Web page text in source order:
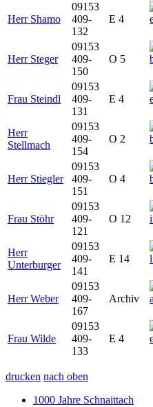
Herr Shamo
09153
409-
132
E 4
Herr Steger
09153
409-
150
O 5
Frau Steindl
09153
409-
131
E 4
Herr
Stellmach
09153
409-
154
O 2
Herr Stiegler
09153
409-
151
O 4
Frau Stöhr
09153
409-
121
O 12
Herr
Unterburger
09153
409-
141
E 14
Herr Weber
09153
409-
167
Archiv
Frau Wilde
09153
409-
133
E 4
drucken nach oben
1000 Jahre Schnaittach